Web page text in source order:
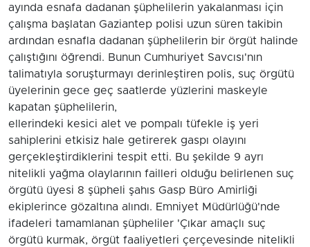
ayında esnafa dadanan şüphelilerin yakalanması için
çalışma başlatan Gaziantep polisi uzun süren takibin
ardından esnafla dadanan şüphelilerin bir örgüt halinde
çalıştığını öğrendi. Bunun Cumhuriyet Savcısı'nın
talimatıyla soruşturmayı derinleştiren polis, suç örgütü
üyelerinin gece geç saatlerde yüzlerini maskeyle
kapatan şüphelilerin,
ellerindeki kesici alet ve pompalı tüfekle iş yeri
sahiplerini etkisiz hale getirerek gaspı olayını
gerçekleştirdiklerini tespit etti. Bu şekilde 9 ayrı
nitelikli yağma olaylarının failleri olduğu belirlenen suç
örgütü üyesi 8 şüpheli şahıs Gasp Büro Amirliği
ekiplerince gözaltına alındı. Emniyet Müdürlüğü'nde
ifadeleri tamamlanan şüpheliler 'Çıkar amaçlı suç
örgütü kurmak, örgüt faaliyetleri çerçevesinde nitelikli